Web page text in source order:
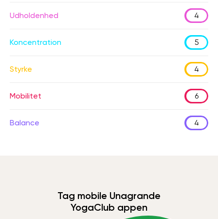
Udholdenhed 4
Koncentration 5
Styrke 4
Mobilitet 6
Balance 4
Tag mobile Unagrande
YogaClub appen